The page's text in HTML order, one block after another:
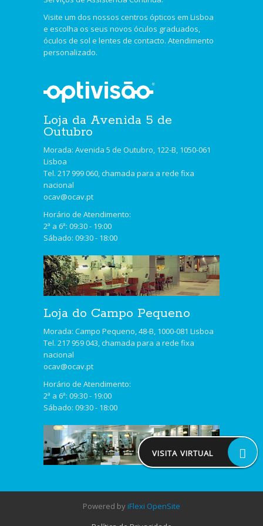
VISITA VIRTUAL
Visite um dos nossos centros ópticos em Lisboa
e escolha os seus novos óculos graduados,
óculos de sol e lentes de contacto. Atendimento
personalizado.
Loja da Avenida 5 de
Outubro
Morada: Avenida 5 de Outubro, 122-B, 1050-061
Lisboa
Tel. 217 999 060, chamada para a rede fixa
nacional
ocav@ocav.pt
Horário de Atendimento:
2ª a 6ª: 09:30 - 19:00
Sábado: 09:30 - 18:00
Loja do Campo Pequeno
Morada: Campo Pequeno, 48-B, 1000-081 Lisboa
Tel. 217 959 043, chamada para a rede fixa
nacional
ocav@ocav.pt
Horário de Atendimento:
2ª a 6ª: 09:30 - 19:00
Sábado: 09:30 - 18:00
Powered by iFlexi OpenSite